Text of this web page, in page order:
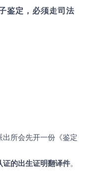
鉴定，必须走司法
所会先开一份《鉴定
证的出生证明翻译件。